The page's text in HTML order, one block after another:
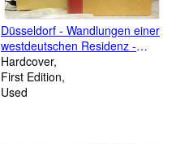
Düsseldorf - Wandlungen einer
westdeutschen Residenz -
Herausgegeben mit
Unterstützung der Stadt
Düsseldorf)
Hardcover
First Edition
Used